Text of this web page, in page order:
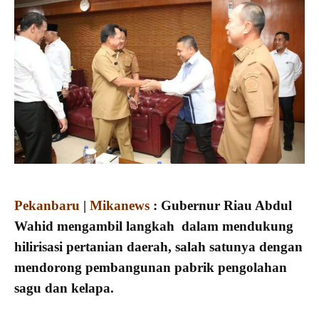
Pekanbaru | Mikanews : Gubernur Riau Abdul
Wahid mengambil langkah dalam mendukung
hilirisasi pertanian daerah, salah satunya dengan
mendorong pembangunan pabrik pengolahan
sagu dan kelapa.